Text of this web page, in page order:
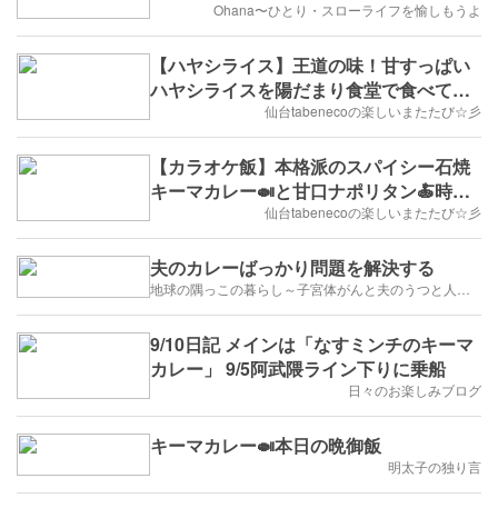
Ohana〜ひとり・スローライフを愉しもうよ
【ハヤシライス】王道の味！甘すっぱい
ハヤシライスを陽だまり食堂で食べてき
たじょ(๑ÒωÓ๑)仙台tabenecoの楽しいまたたび☆彡
【カラオケ飯】本格派のスパイシー石焼
キーマカレー🍛と甘口ナポリタン🍝時遊
館に行ってきたじょ(๑ÒωÓ๑)
仙台tabenecoの楽しいまたたび☆彡
夫のカレーばっかり問題を解決する
9/10日記 メインは「なすミンチのキーマ
カレー」 9/5阿武隈ライン下りに乗船
日々のお楽しみブログ
キーマカレー🍛本日の晩御飯
明太子の独り言